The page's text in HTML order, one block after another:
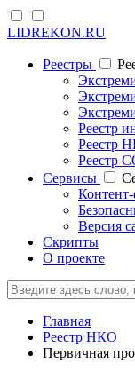
LIDREKON.RU
Реестры
Реестр
Реестр
Реестр
Cервисы
Версия
Скрипты
О проекте
Главная
Реестр НКО
Первичная